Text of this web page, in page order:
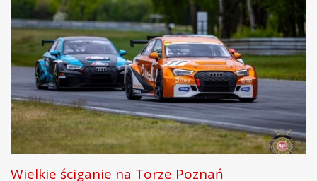
Wielkie ściganie na Torze Poznań